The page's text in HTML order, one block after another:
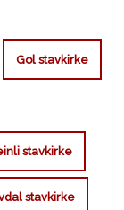
Gol stavkirke
stavkirke
stavkirke